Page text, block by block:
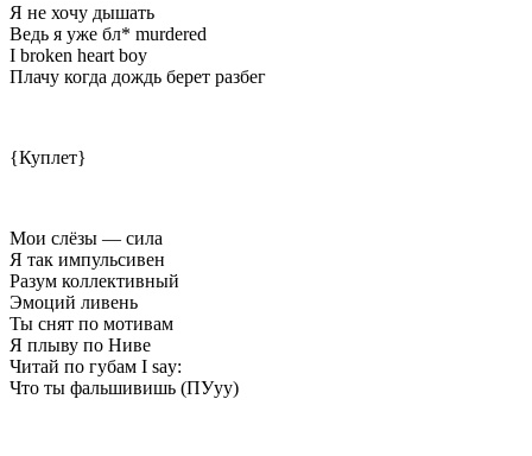
Я не хочу дышать
Ведь я уже бл* murdered
I broken heart boy
Плачу когда дождь берет разбег
{Куплет}
Мои слёзы — сила
Я так импульсивен
Разум коллективный
Эмоций ливень
Ты снят по мотивам
Я плыву по Ниве
Читай по губам I say:
Что ты фальшивишь (ПУуу)